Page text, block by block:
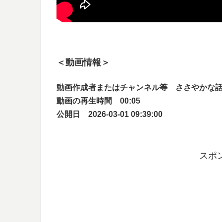
＜動画情報＞
動画作成者またはチャンネル等 ささやかな
動画の再生時間 00:05
公開日 2026-03-01 09:39:00
スポ